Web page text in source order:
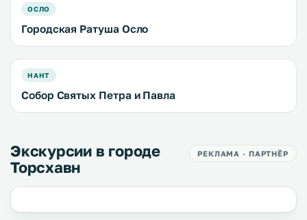
ОСЛО
Городская Ратуша Осло
НАНТ
Собор Святых Петра и Павла
Экскурсии в городе
Торсхавн
РЕКЛАМА · ПАРТНЁР